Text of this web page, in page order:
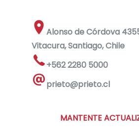
Alonso de Córdova
Vitacura, Santiago, Chile
+562 2280 5000
prieto@prieto.cl
MANTENTE